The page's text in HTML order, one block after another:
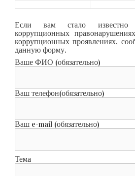
Если вам стало известно
коррупционных
коррупционных проявлениях,
данную форму.
Ваше ФИО (обязательно)
Ваш телефон(обязательно)
Ваш e-mail (обязательно)
Тема